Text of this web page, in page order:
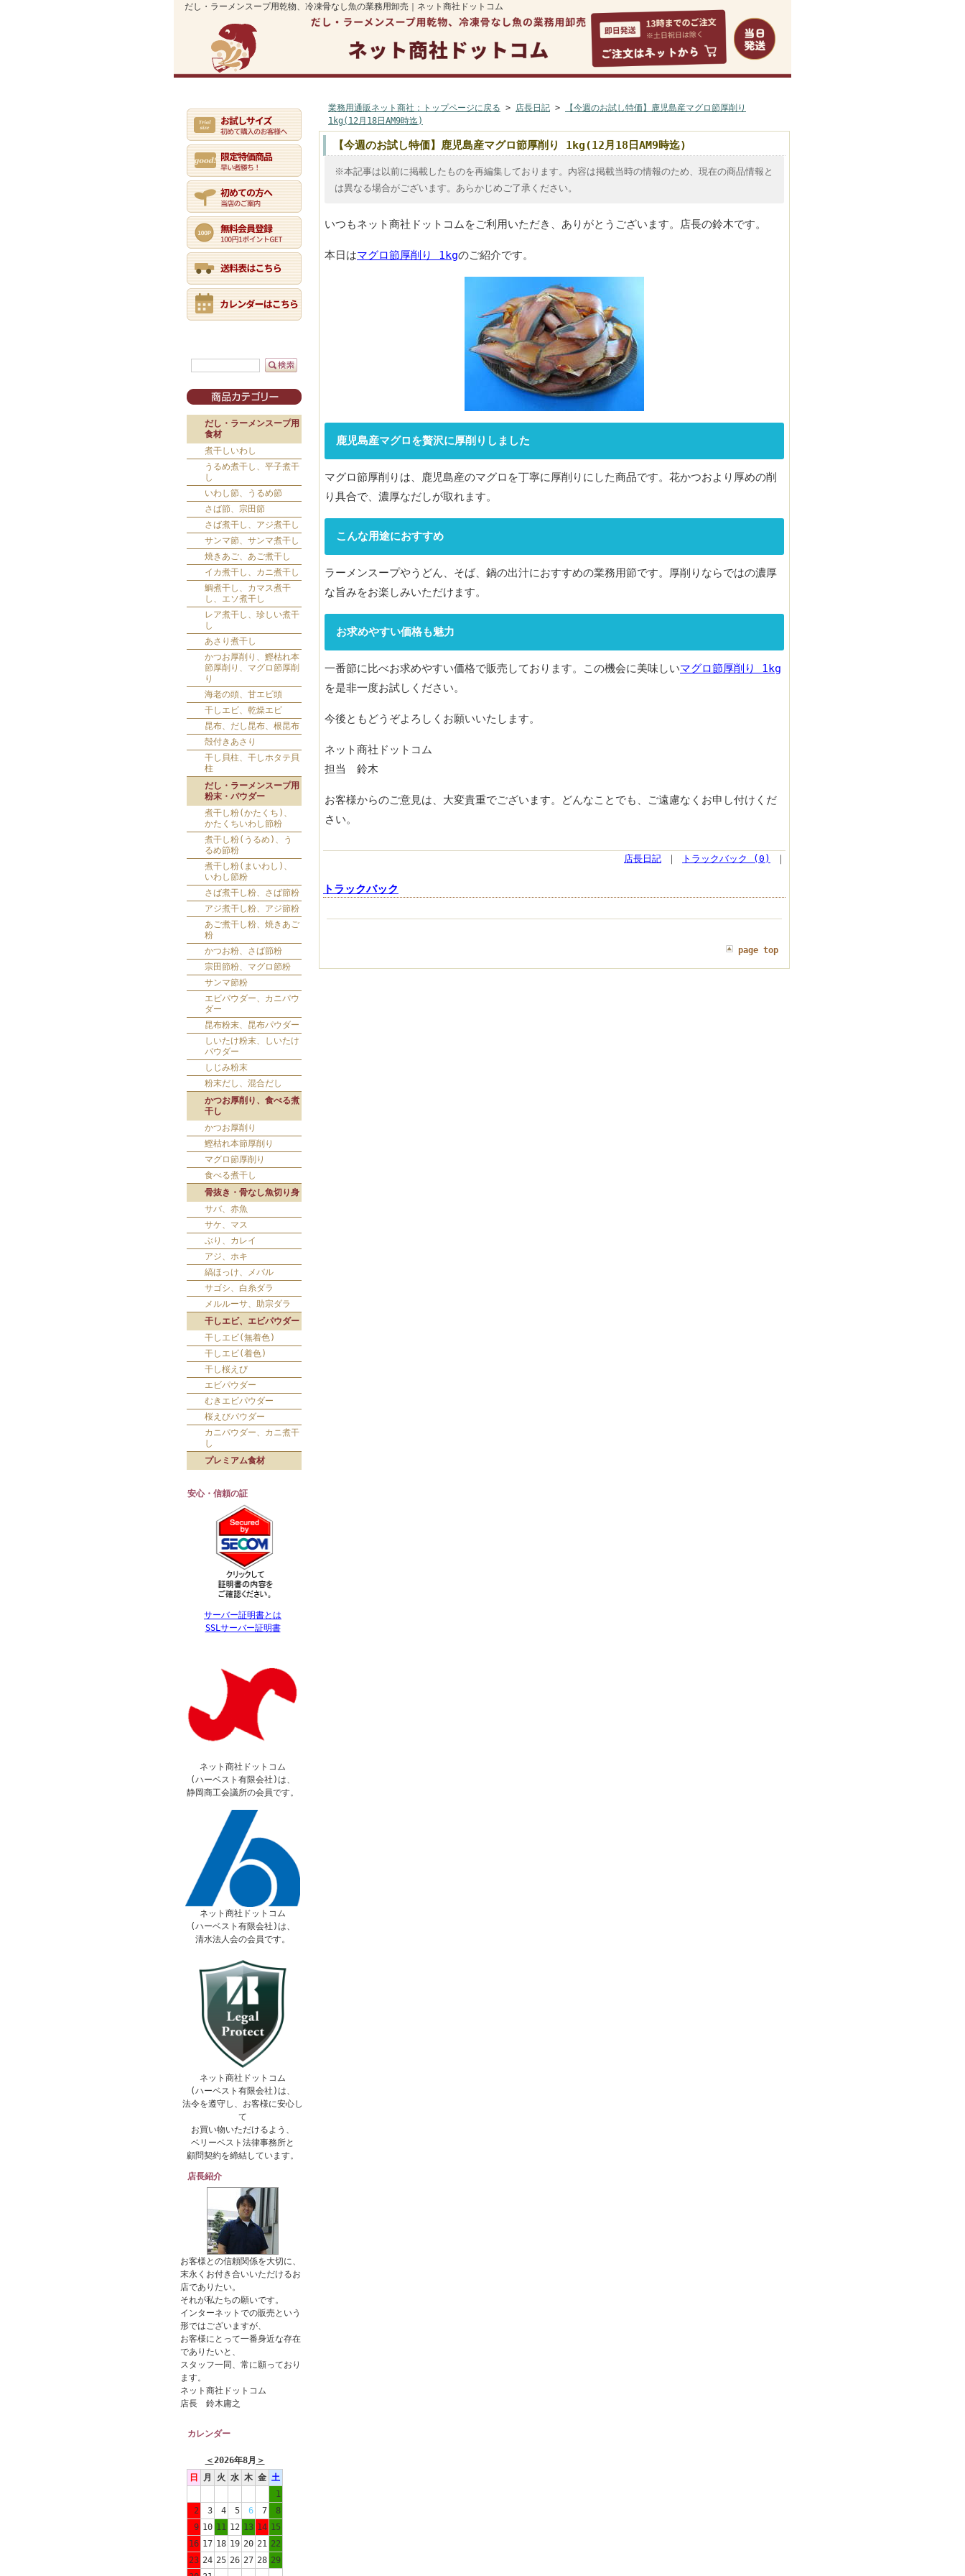
だし・ラーメンスープ用乾物、冷凍骨なし魚の業務用卸売｜ネット商社ドットコム
マイページ ご利用案内 よくある質問 カートを見る お問合せ サイトマップ
だし・ラーメンスープ用
食材
煮干しいわし
うるめ煮干し、平子煮干
し
いわし節、うるめ節
さば節、宗田節
さば煮干し、アジ煮干し
サンマ節、サンマ煮干し
焼きあご、あご煮干し
イカ煮干し、カニ煮干し
鯛煮干し、カマス煮干
し、エソ煮干し
レア煮干し、珍しい煮干
し
あさり煮干し
かつお厚削り、鰹枯れ本
節厚削り、マグロ節厚削
り
海老の頭、甘エビ頭
干しエビ、乾燥エビ
昆布、だし昆布、根昆布
殻付きあさり
干し貝柱、干しホタテ貝
柱
だし・ラーメンスープ用
粉末・パウダー
煮干し粉(かたくち)、
かたくちいわし節粉
煮干し粉(うるめ)、う
るめ節粉
煮干し粉(まいわし)、
いわし節粉
さば煮干し粉、さば節粉
アジ煮干し粉、アジ節粉
あご煮干し粉、焼きあご
粉
かつお粉、さば節粉
宗田節粉、マグロ節粉
サンマ節粉
エビパウダー、カニパウ
ダー
昆布粉末、昆布パウダー
しいたけ粉末、しいたけ
パウダー
しじみ粉末
粉末だし、混合だし
かつお厚削り、食べる煮
干し
かつお厚削り
鰹枯れ本節厚削り
マグロ節厚削り
食べる煮干し
骨抜き・骨なし魚切り身
サバ、赤魚
サケ、マス
ぶり、カレイ
アジ、ホキ
縞ほっけ、メバル
サゴシ、白糸ダラ
メルルーサ、助宗ダラ
干しエビ、エビパウダー
干しエビ(無着色)
干しエビ(着色)
干し桜えび
エビパウダー
むきエビパウダー
桜えびパウダー
カニパウダー、カニ煮干
し
プレミアム食材
安心・信頼の証
サーバー証明書とは
SSLサーバー証明書
ネット商社ドットコム
(ハーベスト有限会社)は、
静岡商工会議所の会員です。
ネット商社ドットコム
(ハーベスト有限会社)は、
清水法人会の会員です。
ネット商社ドットコム
(ハーベスト有限会社)は、
法令を遵守し、お客様に安心し
て
お買い物いただけるよう、
ベリーベスト法律事務所と
顧問契約を締結しています。
店長紹介
お客様との信頼関係を大切に、
末永くお付き合いいただけるお
店でありたい。
それが私たちの願いです。
インターネットでの販売という
形ではございますが、
お客様にとって一番身近な存在
でありたいと、
スタッフ一同、常に願っており
ます。
ネット商社ドットコム
店長 鈴木庸之
カレンダー
＜2026年8月 ＞
日
月 火 水 木 金 土
1
2
3 4 5 6 7
8
9 10 11 12 13 14 15
16 17 18 19 20 21 22
23 24 25 26 27 28 29
業務用通販ネット商社：トップページに戻る > 店長日記 >
【今週のお試し特価】鹿児島産マグロ節厚削り
1kg(12月18日AM9時迄)
【今週のお試し特価】鹿児島産マグロ節厚削り 1kg(12月18日AM9時迄)
※本記事は以前に掲載したものを再編集しております。内容は掲載当時の情報のため、現在の商品情報と
は異なる場合がございます。あらかじめご了承ください。
いつもネット商社ドットコムをご利用いただき、ありがとうございます。店長の鈴木です。
本日はマグロ節厚削り 1kgのご紹介です。
鹿児島産マグロを贅沢に厚削りしました
マグロ節厚削りは、鹿児島産のマグロを丁寧に厚削りにした商品です。花かつおより厚めの削
り具合で、濃厚なだしが取れます。
こんな用途におすすめ
ラーメンスープやうどん、そば、鍋の出汁におすすめの業務用節です。厚削りならではの濃厚
な旨みをお楽しみいただけます。
お求めやすい価格も魅力
一番節に比べお求めやすい価格で販売しております。この機会に美味しいマグロ節厚削り 1kg
を是非一度お試しください。
今後ともどうぞよろしくお願いいたします。
ネット商社ドットコム
担当 鈴木
お客様からのご意見は、大変貴重でございます。どんなことでも、ご遠慮なくお申し付けくだ
さい。
店長日記 ｜ トラックバック (0) ｜
トラックバック
page top